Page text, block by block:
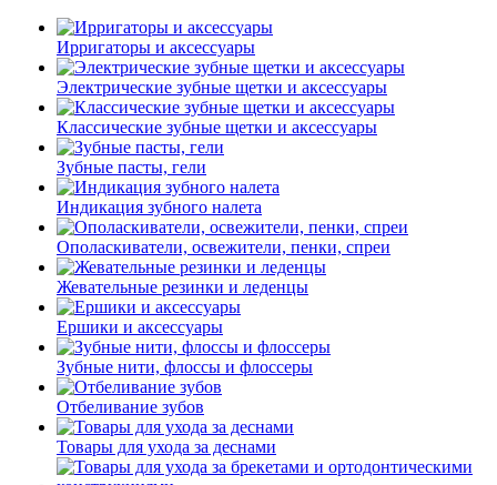
Ирригаторы и аксессуары
Электрические зубные щетки и аксессуары
Классические зубные щетки и аксессуары
Зубные пасты, гели
Индикация зубного налета
Ополаскиватели, освежители, пенки, спреи
Жевательные резинки и леденцы
Ершики и аксессуары
Зубные нити, флоссы и флоссеры
Отбеливание зубов
Товары для ухода за деснами